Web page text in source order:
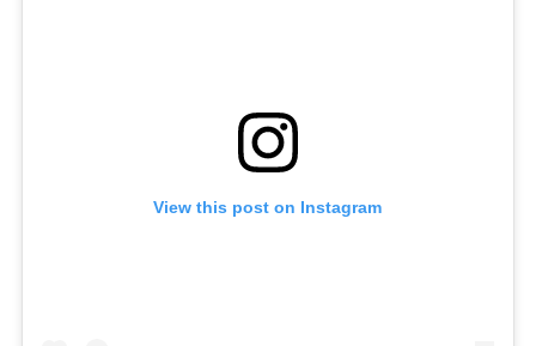
View this post on Instagram